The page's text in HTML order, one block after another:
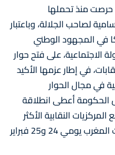
حرصت منذ تحملها
لصاحب الجلالة، وباعتبار
في المجهود الوطني
الاجتماعية، على فتح حوار
في إطار عزمها الأكيد
في مجال الحوار
الحكومة أعطى انطلاقة
النقابية الأكثر
تمثيلا والاتحاد العام لمقاولات المغرب يومي 24 و25 فبراير